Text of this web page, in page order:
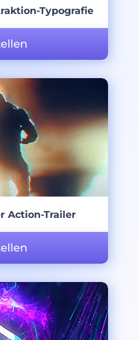
Typografie
Action-Trailer